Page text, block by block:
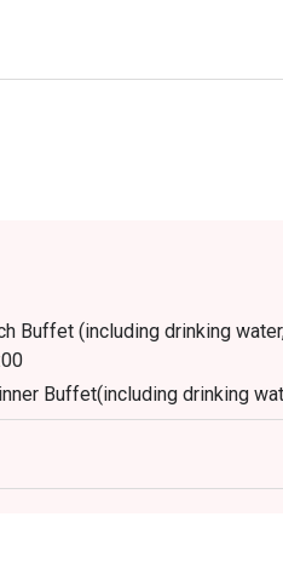
Buffet (including drinking
Buffet(including drinking
La Carte menu start 12.00-9.30
Carte menu start 12.00-4.30
at any time without further